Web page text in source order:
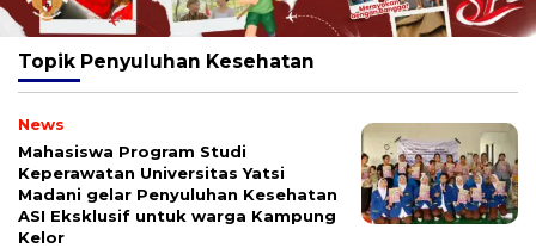
Topik Penyuluhan Kesehatan
News
Mahasiswa Program Studi
Keperawatan Universitas Yatsi
Madani gelar Penyuluhan Kesehatan
ASI Eksklusif untuk warga Kampung
‎Kelor